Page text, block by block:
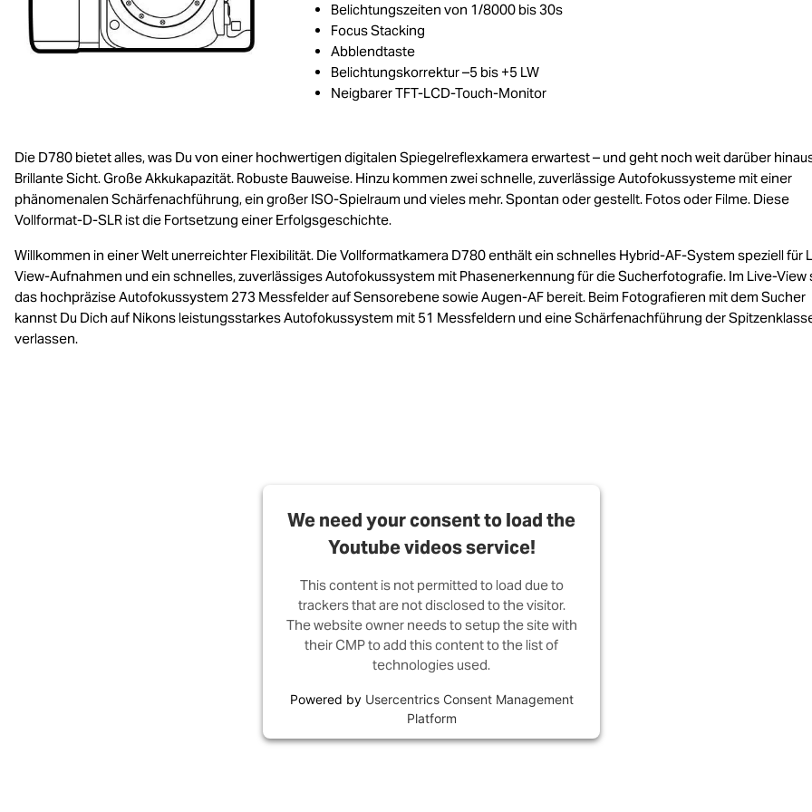
Belichtungszeiten von 1/8000 bis 30s
Focus Stacking
Abblendtaste
Belichtungskorrektur –5 bis +5 LW
Neigbarer TFT-LCD-Touch-Monitor
Die D780 bietet alles, was Du von einer hochwertigen digitalen Spiegelreflexkamera erwartest – und geht noch weit darüber
Brillante Sicht. Große Akkukapazität. Robuste Bauweise. Hinzu kommen zwei schnelle, zuverlässige Autofokussysteme mit einer
phänomenalen Schärfenachführung, ein großer ISO-Spielraum und vieles mehr. Spontan oder gestellt. Fotos oder Filme. Diese
Vollformat-D-SLR ist die Fortsetzung einer Erfolgsgeschichte.
Willkommen in einer Welt unerreichter Flexibilität. Die Vollformatkamera D780 enthält ein schnelles Hybrid-AF-System speziell für
View-Aufnahmen und ein schnelles, zuverlässiges Autofokussystem mit Phasenerkennung für die Sucherfotografie. Im Live-View
das hochpräzise Autofokussystem 273 Messfelder auf Sensorebene sowie Augen-AF bereit. Beim Fotografieren mit dem Sucher
kannst Du Dich auf Nikons leistungsstarkes Autofokussystem mit 51 Messfeldern und eine Schärfenachführung der
verlassen.
We need your consent to load the
Youtube videos service!
This content is not permitted to load due to
trackers that are not disclosed to the visitor.
The website owner needs to setup the site with
their CMP to add this content to the list of
technologies used.
Powered by Usercentrics Consent Management
Platform